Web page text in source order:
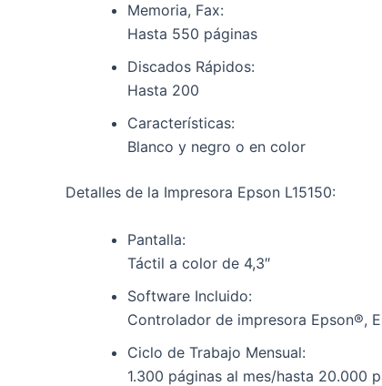
Memoria, Fax:
Hasta 550 páginas
Discados Rápidos:
Hasta 200
Características:
Blanco y negro o en color
Detalles de la Impresora Epson L15150:
Pantalla:
Táctil a color de 4,3″
Software Incluido:
Controlador de impresora Epson®,
Ciclo de Trabajo Mensual:
1.300 páginas al mes/hasta 20.000